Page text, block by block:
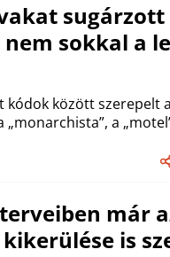
sokkal a
kódok között szerepelt
„monarchista”, a
már
is